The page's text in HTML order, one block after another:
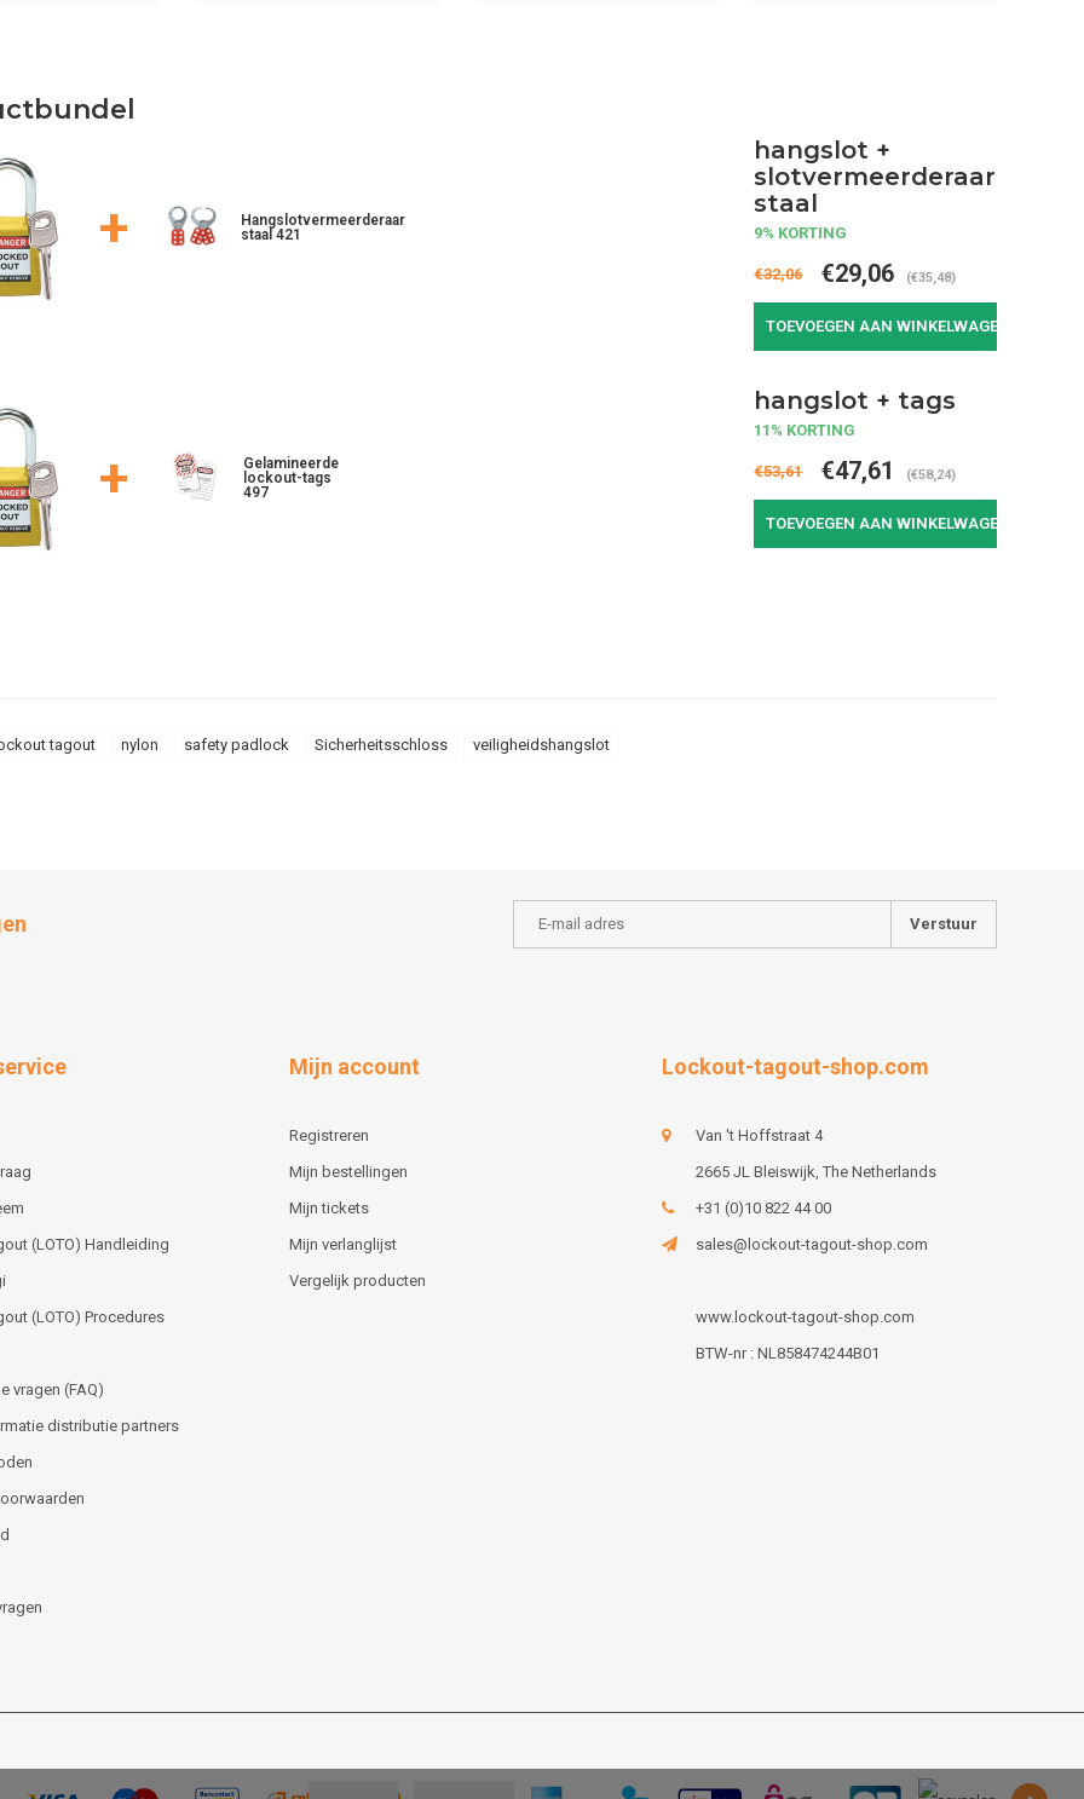
+
Hangslotvermeerderaar
staal 421
hangslot +
slotvermeerderaar
staal
9% KORTING
€32,06 €29,06 (€35,48)
TOEVOEGEN AAN WINKELWAGEN
+
Gelamineerde
lockout-tags
497
hangslot + tags
11% KORTING
€53,61 €47,61 (€58,24)
TOEVOEGEN AAN WINKELWAGEN
tagout nylon safety padlock Sicherheitsschloss veiligheidshangslot
Verstuur
(LOTO) Handleiding
(LOTO) Procedures
vragen (FAQ)
distributie partners
Mijn account
Registreren
Mijn bestellingen
Mijn tickets
Mijn verlanglijst
Vergelijk producten
Lockout-tagout-shop.com
Van 't Hoffstraat 4
2665 JL Bleiswijk, The Netherlands
+31 (0)10 822 44 00
sales@lockout-tagout-shop.com
www.lockout-tagout-shop.com
BTW-nr : NL858474244B01